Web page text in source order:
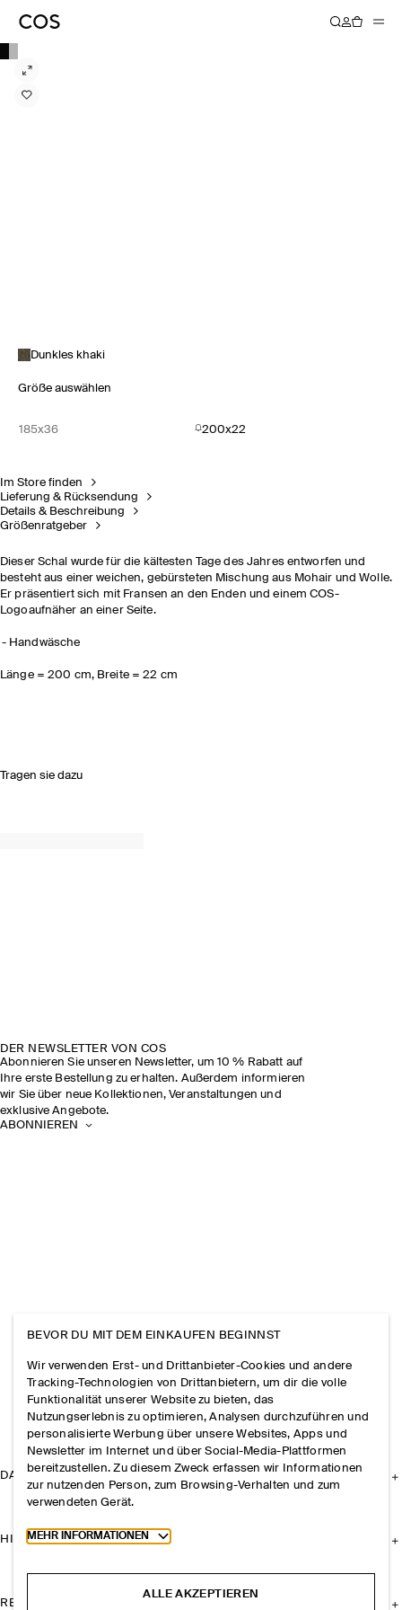
Dunkles khaki
Größe auswählen
185x36 200x22
Im Store finden
Lieferung & Rücksendung
Details & Beschreibung
Größenratgeber
Dieser Schal wurde für die kältesten Tage des Jahres entworfen und
besteht aus einer weichen, gebürsteten Mischung aus Mohair und Wolle.
Er präsentiert sich mit Fransen an den Enden und einem COS-
Logoaufnäher an einer Seite.
Handwäsche
Länge = 200 cm, Breite = 22 cm
Tragen sie dazu
DER NEWSLETTER VON COS
Abonnieren Sie unseren Newsletter, um 10 % Rabatt auf
Ihre erste Bestellung zu erhalten. Außerdem informieren
wir Sie über neue Kollektionen, Veranstaltungen und
exklusive Angebote.
ABONNIEREN
DAS UNTERNEHMEN
HILFE
RECHTLICHES
BEVOR DU MIT DEM EINKAUFEN BEGINNST
Wir verwenden Erst- und Drittanbieter-Cookies und andere
Tracking-Technologien von Drittanbietern, um dir die volle
Funktionalität unserer Website zu bieten, das
Nutzungserlebnis zu optimieren, Analysen durchzuführen und
personalisierte Werbung über unsere Websites, Apps und
Newsletter im Internet und über Social-Media-Plattformen
bereitzustellen. Zu diesem Zweck erfassen wir Informationen
zur nutzenden Person, zum Browsing-Verhalten und zum
verwendeten Gerät.
Toggle more cookie information
MEHR INFORMATIONEN
ALLE AKZEPTIEREN